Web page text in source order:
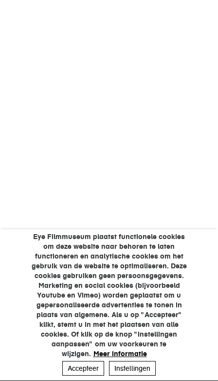
Eye Filmmuseum plaatst functionele cookies
om deze website naar behoren te laten
functioneren en analytische cookies om het
gebruik van de website te optimaliseren. Deze
cookies gebruiken geen persoonsgegevens.
Marketing en social cookies (bijvoorbeeld
Youtube en Vimeo) worden geplaatst om u
gepersonaliseerde advertenties te tonen in
plaats van algemene. Als u op "Accepteer"
klikt, stemt u in met het plaatsen van alle
cookies. Of klik op de knop "Instellingen
aanpassen" om uw voorkeuren te
wijzigen. Meer informatie
Accepteer
Instellingen